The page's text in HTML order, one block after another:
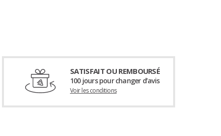
SATISFAIT OU REMBOURSÉ
100 jours pour changer d’avis
Voir les conditions